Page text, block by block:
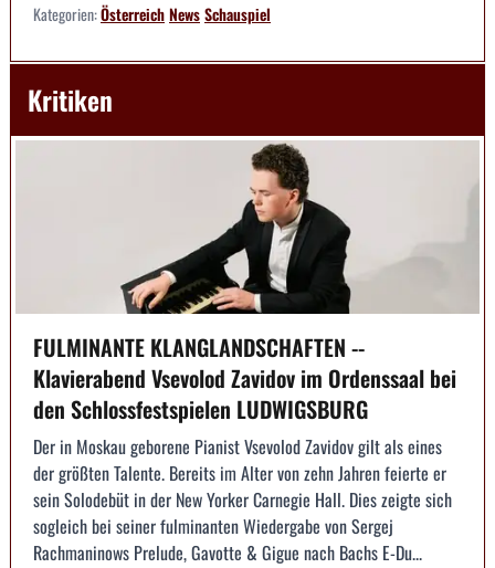
Kategorien:ÖsterreichNewsSchauspiel
Kritiken
FULMINANTE KLANGLANDSCHAFTEN --
Klavierabend Vsevolod Zavidov im Ordenssaal bei
den Schlossfestspielen LUDWIGSBURG
Der in Moskau geborene Pianist Vsevolod Zavidov gilt als eines
der größten Talente. Bereits im Alter von zehn Jahren feierte er
sein Solodebüt in der New Yorker Carnegie Hall. Dies zeigte sich
sogleich bei seiner fulminanten Wiedergabe von Sergej
Rachmaninows Prelude, Gavotte & Gigue nach Bachs E-Du...